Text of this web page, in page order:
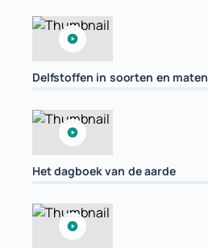
Delfstoffen in soorten en maten
Het dagboek van de aarde